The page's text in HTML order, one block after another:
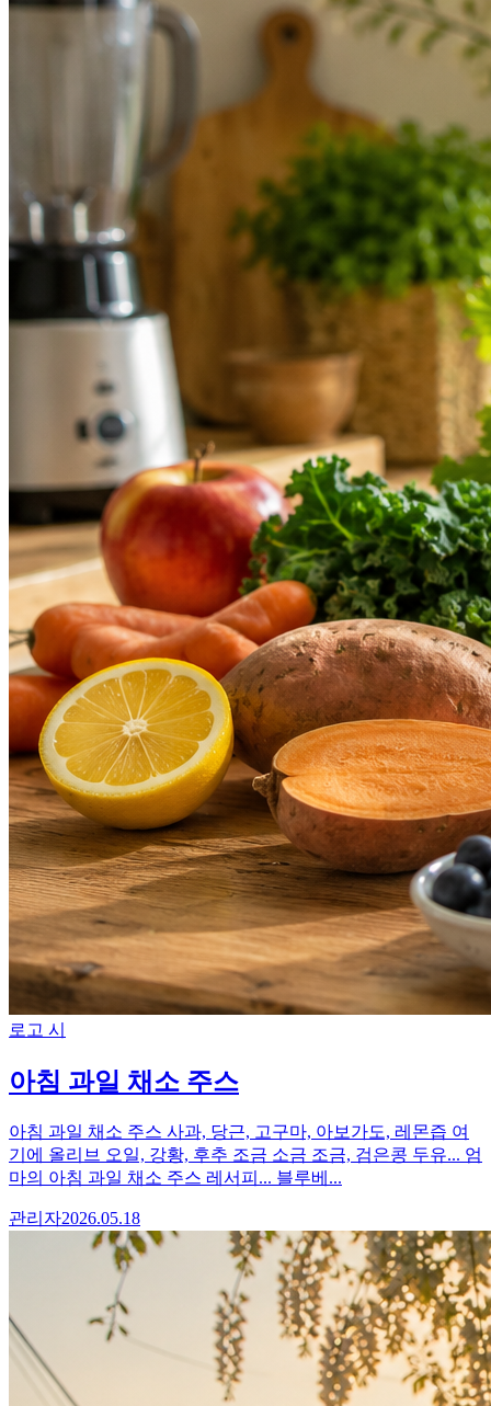
로고 시
아침 과일 채소 주스
아침 과일 채소 주스 사과, 당근, 고구마, 아보가도, 레몬즙 여
기에 올리브 오일, 강황, 후추 조금 소금 조금, 검은콩 두유... 엄
마의 아침 과일 채소 주스 레서피... 블루베...
관리자2026.05.18